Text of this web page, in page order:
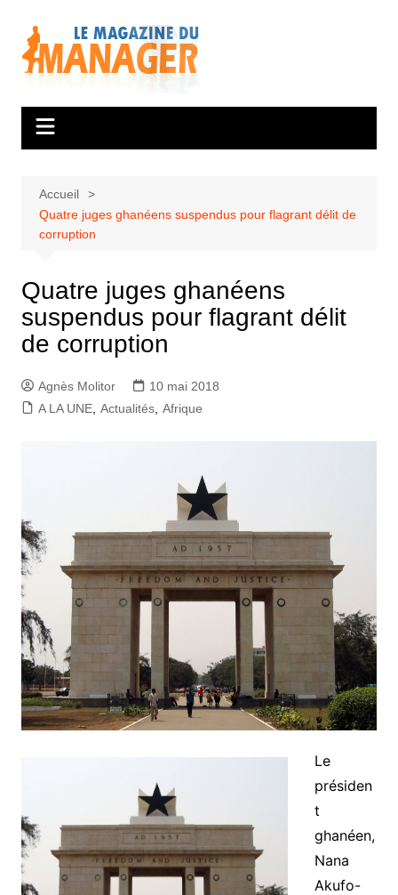
contenu
Accueil
Quatre juges ghanéens suspendus pour flagrant délit de
corruption
Quatre juges ghanéens
suspendus pour flagrant délit
de corruption
Agnès Molitor
10 mai 2018
A LA UNE, Actualités, Afrique
Le
présiden
t
ghanéen,
Nana
Akufo-